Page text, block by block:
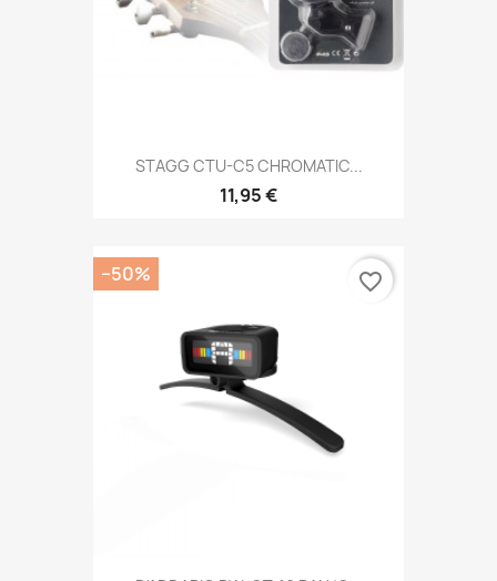
STAGG CTU-C5 CHROMATIC...
11,95 €
−50% favorite_border